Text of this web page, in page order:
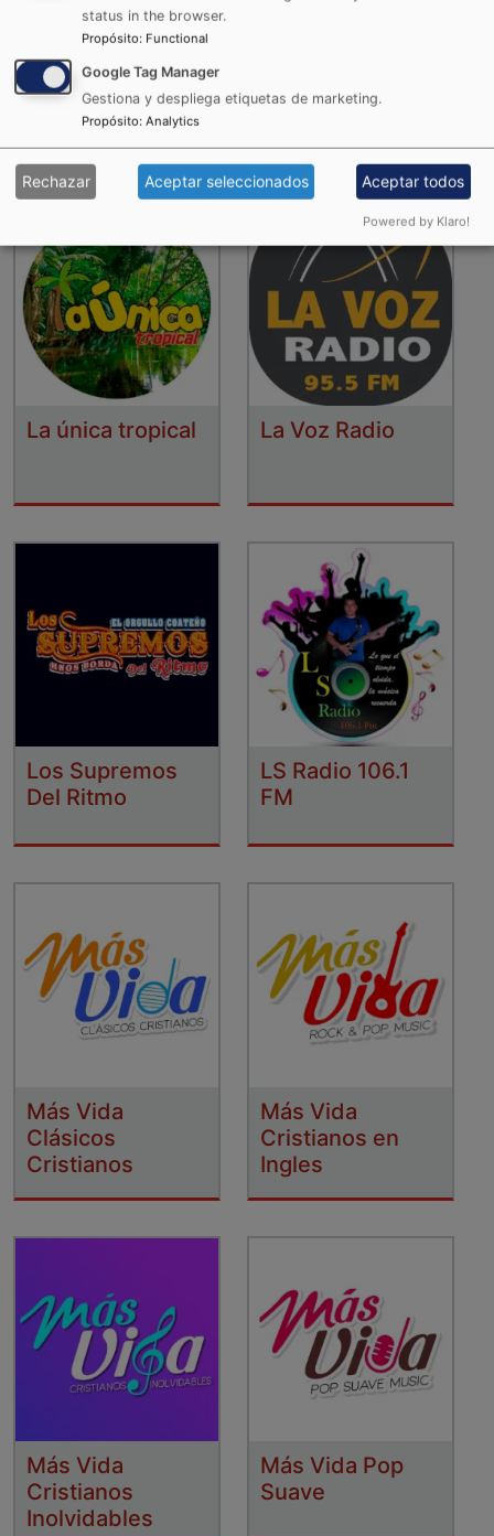
La Karibeña La RocknPop
La única tropical La Voz Radio
Los Supremos
Del Ritmo
LS Radio 106.1
FM
Más Vida
Clásicos
Cristianos
Más Vida
Cristianos en
Ingles
Más Vida
Cristianos
Inolvidables
Más Vida Pop
Suave
status in the browser.
Propósito: Functional
Google Tag Manager
Gestiona y despliega etiquetas de marketing.
Propósito: Analytics
Rechazar Aceptar seleccionados Aceptar todos
Powered by Klaro!